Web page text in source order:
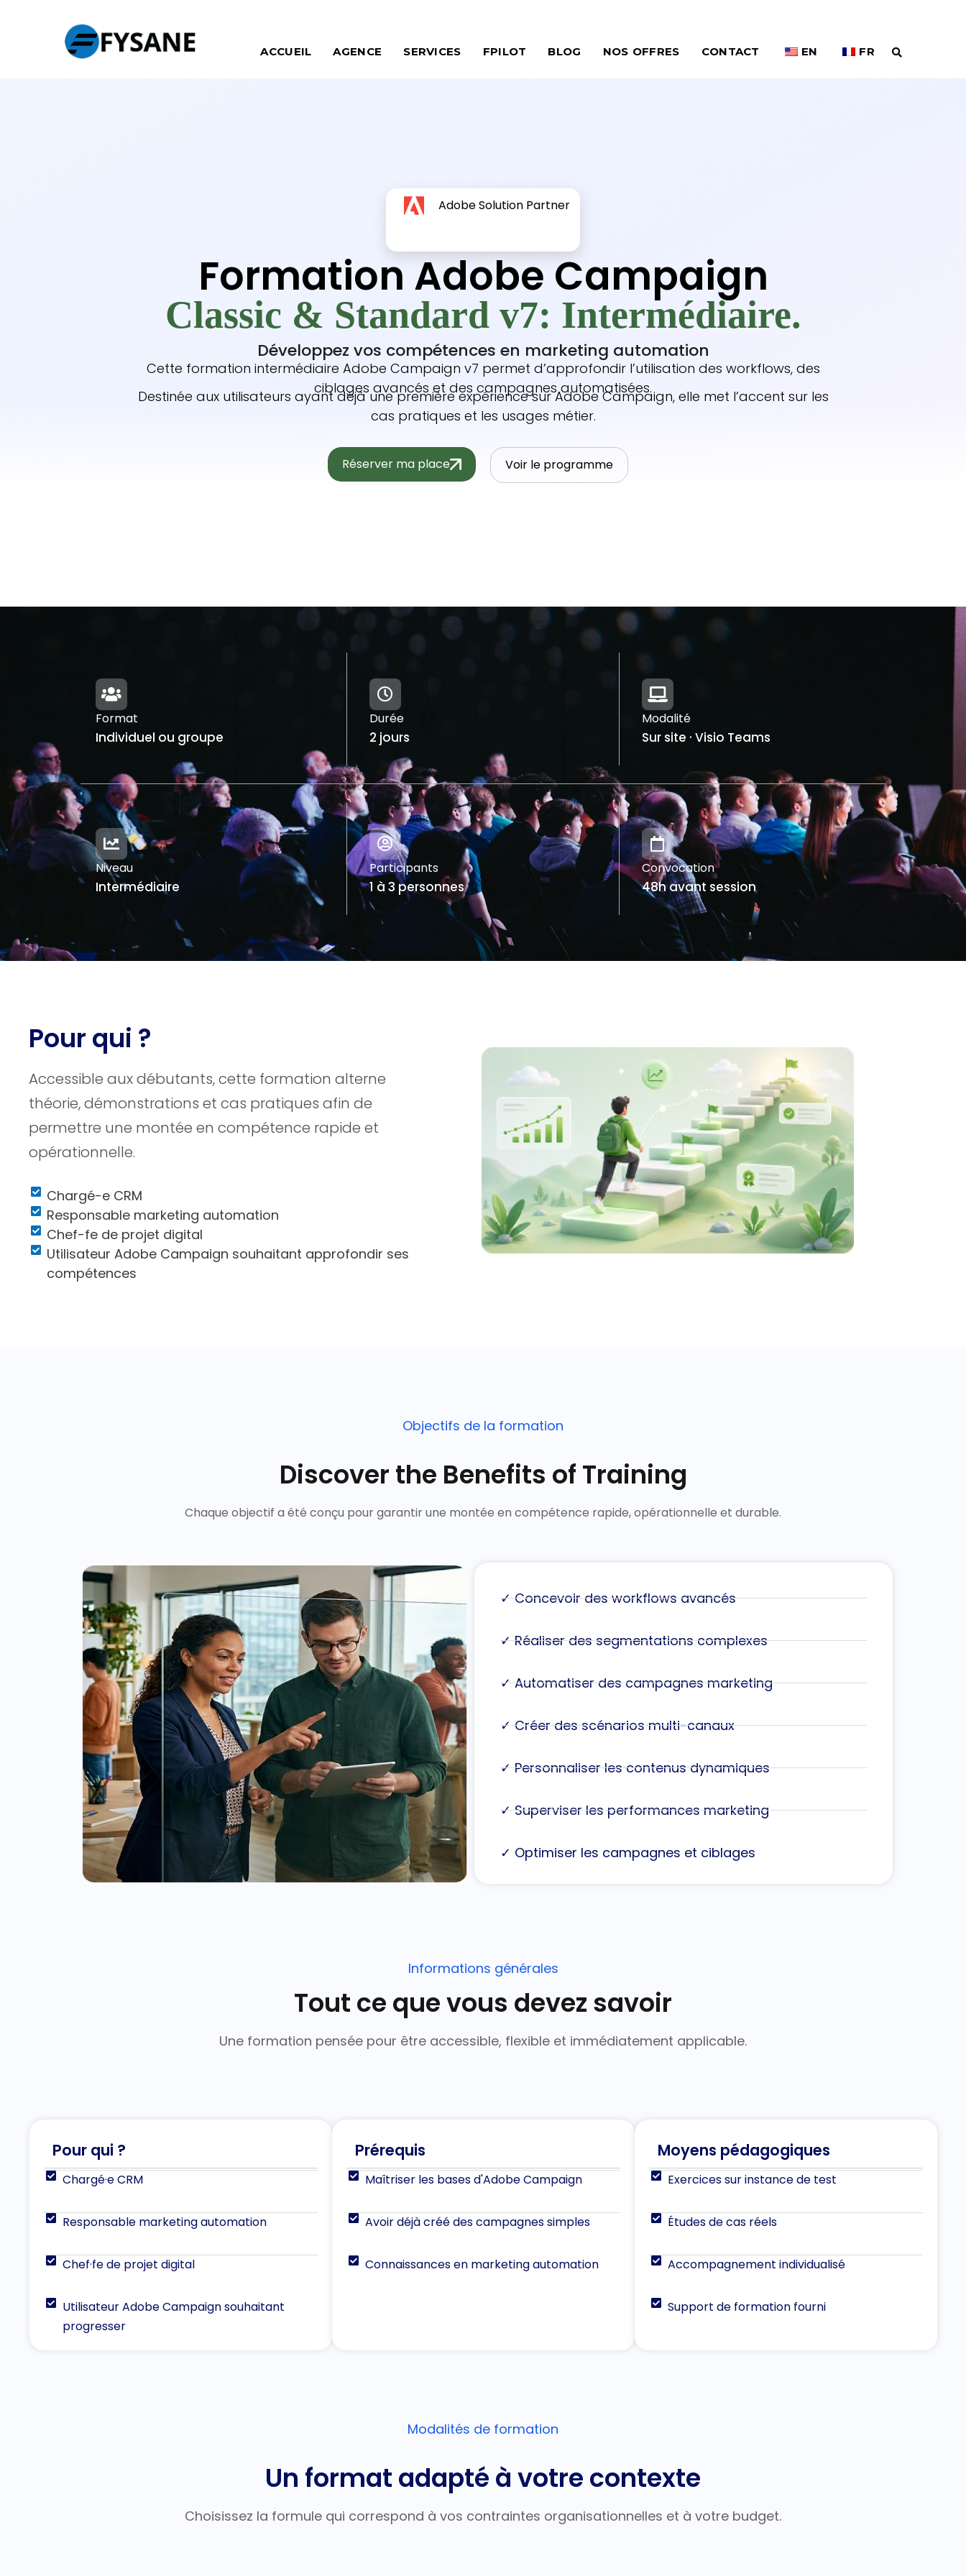
ACCUEIL AGENCE SERVICES FPILOT BLOG NOS OFFRES CONTACT EN FR
Adobe Solution Partner
Formation Adobe Campaign
Classic & Standard v7: Intermédiaire.
Développez vos compétences en marketing automation
Cette formation intermédiaire Adobe Campaign v7 permet d’approfondir l’utilisation des workflows, des
ciblages avancés et des campagnes automatisées.
Destinée aux utilisateurs ayant déjà une première expérience sur Adobe Campaign, elle met l’accent sur les
cas pratiques et les usages métier.
Réserver ma place Voir le programme
Format
Individuel ou groupe
Durée
2 jours
Modalité
Sur site · Visio Teams
Niveau
Intermédiaire
Participants
1 à 3 personnes
Convocation
48h avant session
Pour qui ?
Accessible aux débutants, cette formation alterne
théorie, démonstrations et cas pratiques afin de
permettre une montée en compétence rapide et
opérationnelle.
Chargé-e CRM
Responsable marketing automation
Chef-fe de projet digital
Utilisateur Adobe Campaign souhaitant approfondir ses
compétences
Objectifs de la formation
Discover the Benefits of Training
Chaque objectif a été conçu pour garantir une montée en compétence rapide, opérationnelle et durable.
✓ Concevoir des workflows avancés
✓ Réaliser des segmentations complexes
✓ Automatiser des campagnes marketing
✓ Créer des scénarios multi-canaux
✓ Personnaliser les contenus dynamiques
✓ Superviser les performances marketing
✓ Optimiser les campagnes et ciblages
Informations générales
Tout ce que vous devez savoir
Une formation pensée pour être accessible, flexible et immédiatement applicable.
Pour qui ?
Chargé·e CRM
Responsable marketing automation
Chef·fe de projet digital
Utilisateur Adobe Campaign souhaitant
progresser
Prérequis
Maîtriser les bases d'Adobe Campaign
Avoir déjà créé des campagnes simples
Connaissances en marketing automation
Moyens pédagogiques
Exercices sur instance de test
Études de cas réels
Accompagnement individualisé
Support de formation fourni
Modalités de formation
Un format adapté à votre contexte
Choisissez la formule qui correspond à vos contraintes organisationnelles et à votre budget.